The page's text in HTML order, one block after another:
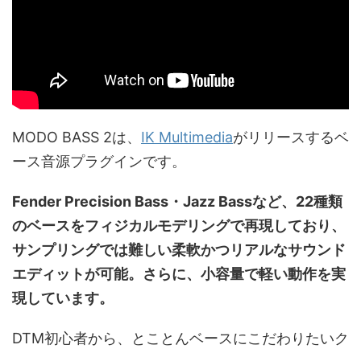
MODO BASS 2は、 IK Multimediaがリリースするベ
ース音源プラグインです。
Fender Precision Bass・Jazz Bassなど、22種類
のベースをフィジカルモデリングで再現しており、
サンプリングでは難しい柔軟かつリアルなサウンド
エディットが可能。さらに、小容量で軽い動作を実
現しています。
DTM初心者から、とことんベースにこだわりたいク